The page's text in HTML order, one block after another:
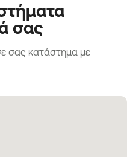
σας
σας κατάστημα με